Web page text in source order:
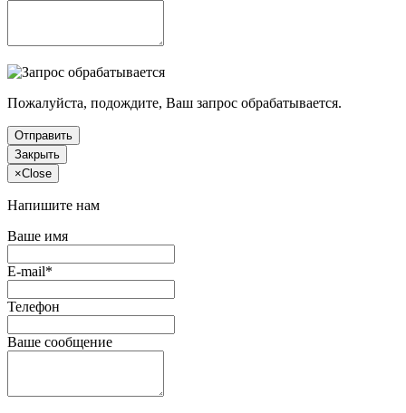
Пожалуйста, подождите, Ваш запрос обрабатывается.
Отправить
Закрыть
×Close
Напишите нам
Ваше имя
E-mail*
Телефон
Ваше сообщение